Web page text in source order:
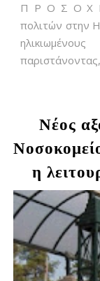
Π Ρ Ο Σ Ο Χ Η!
πολιτών στην
Νέος
η